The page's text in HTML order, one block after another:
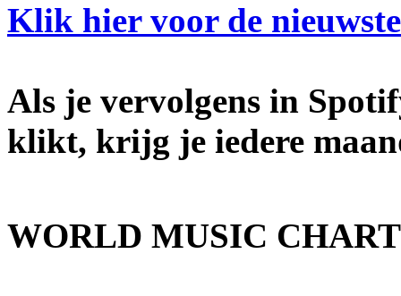
Klik hier voor de
Als je vervolgens in
klikt, krijg je iedere
WORLD MUSIC